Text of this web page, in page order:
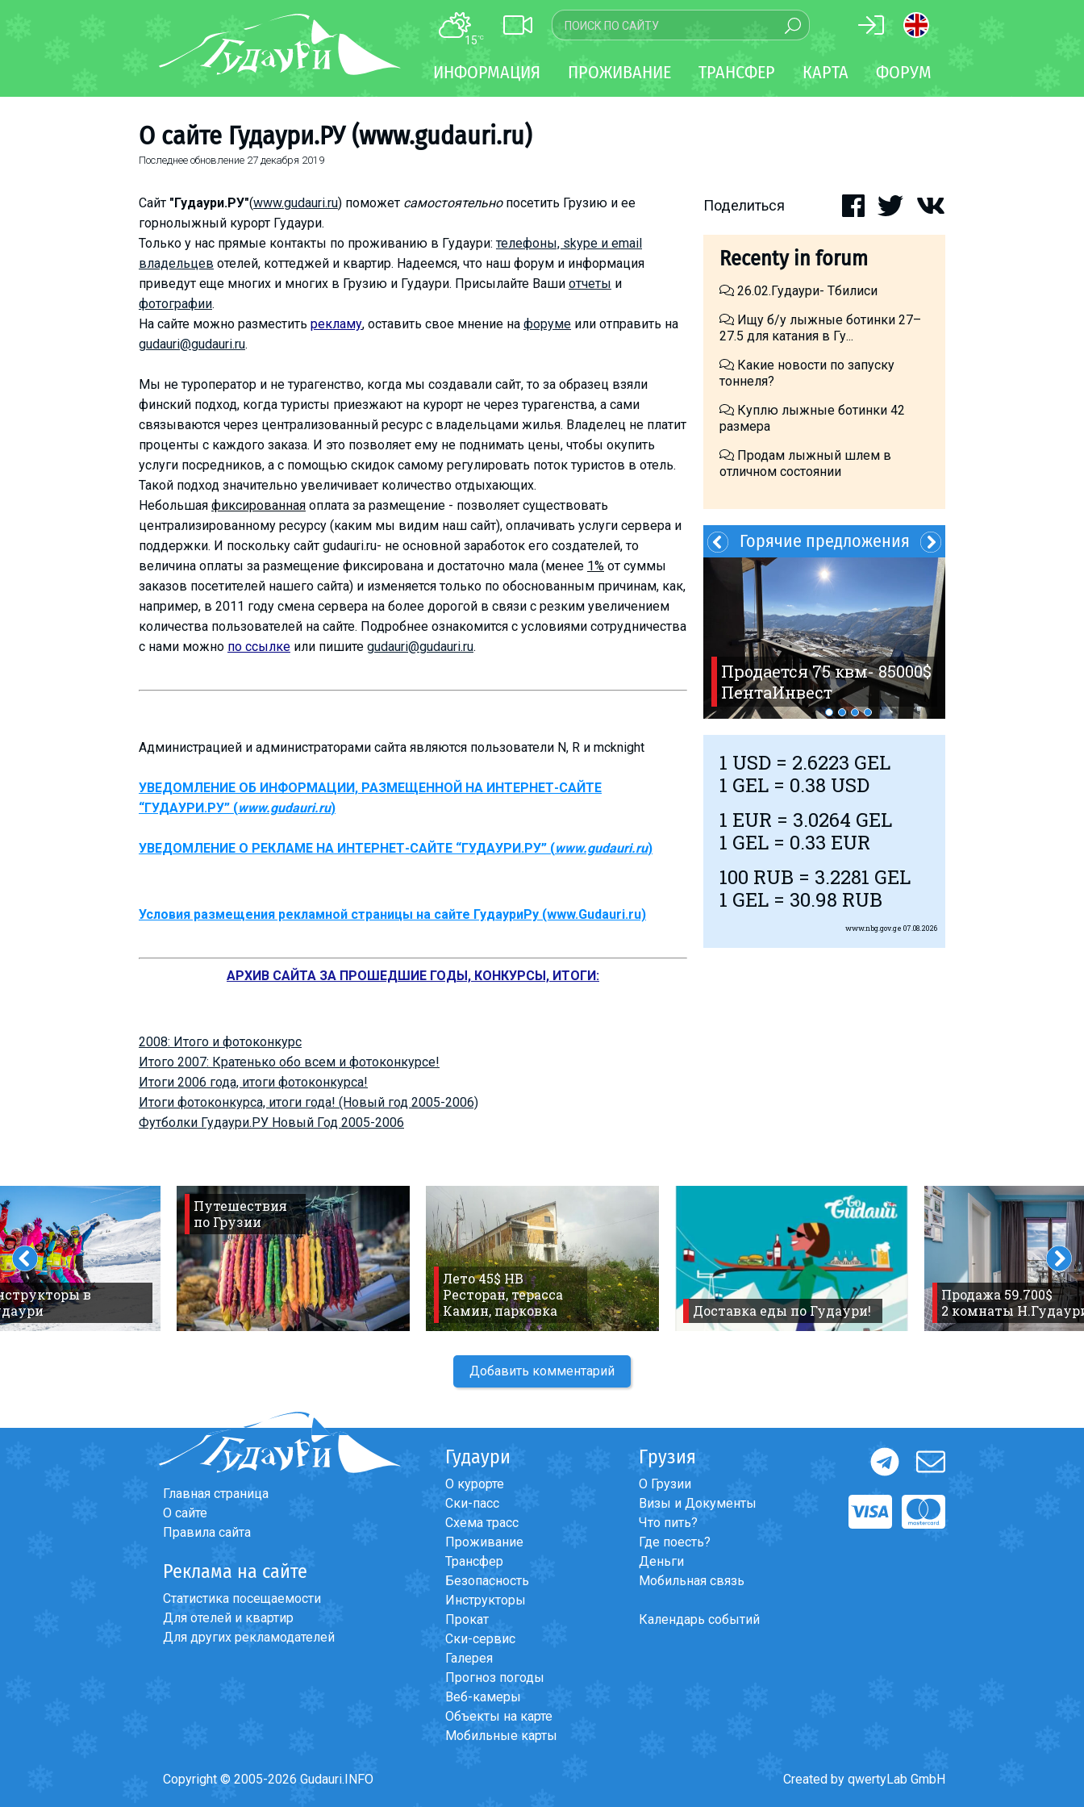
15°C
ИНФОРМАЦИЯ ПРОЖИВАНИЕ ТРАНСФЕР КАРТА ФОРУМ
О сайте Гудаури.РУ (www.gudauri.ru)
Последнее обновление 27 декабря 2019
Сайт "Гудаури.РУ"(www.gudauri.ru) поможет самостоятельнопосетить Грузию и ее
горнолыжный курорт Гудаури.
Только у нас прямые контакты по проживанию в Гудаури:телефоны, skype и email
владельцев отелей, коттеджей и квартир. Надеемся, что наш форум и информация
приведут еще многих и многих в Грузию и Гудаури. Присылайте Ваши отчеты и
фотографии.
На сайте можно разместить рекламу, оставить свое мнение на форуме или отправить на
gudauri@gudauri.ru.
Мы не туроператор и не турагенство, когда мы создавали сайт, то за образец взяли
финский подход, когда туристы приезжают на курорт не через турагенства, а сами
связываются через централизованный ресурс с владельцами жилья. Владелец не платит
проценты с каждого заказа. И это позволяет ему не поднимать цены, чтобы окупить
услуги посредников, а с помощью скидок самому регулировать поток туристов в отель.
Такой подход значительно увеличивает количество отдыхающих.
Небольшая фиксированная оплата за размещение - позволяет существовать
централизированному ресурсу (каким мы видим наш сайт), оплачивать услуги сервера и
поддержки. И поскольку сайт gudauri.ru- не основной заработок его создателей, то
величина оплаты за размещение фиксирована и достаточно мала (менее 1% от суммы
заказов посетителей нашего сайта) и изменяется только по обоснованным причинам, как,
например, в 2011 году смена сервера на более дорогой в связи с резким увеличением
количества пользователей на сайте. Подробнее ознакомится с условиями сотрудничества
с нами можно по ссылке или пишите gudauri@gudauri.ru.
Администрацией и администраторами сайта являются пользователи N, R и mcknight
УВЕДОМЛЕНИЕ ОБ ИНФОРМАЦИИ, РАЗМЕЩЕННОЙ НА ИНТЕРНЕТ-САЙТЕ
“ГУДАУРИ.РУ” (www.gudauri.ru)
УВЕДОМЛЕНИЕ О РЕКЛАМЕ НА ИНТЕРНЕТ-САЙТЕ “ГУДАУРИ.РУ” (www.gudauri.ru)
Условия размещения рекламной страницы на сайте ГудауриРу (www.Gudauri.ru)
АРХИВ САЙТА ЗА ПРОШЕДШИЕ ГОДЫ, КОНКУРСЫ, ИТОГИ:
2008: Итого и фотоконкурс
Итого 2007: Кратенько обо всем и фотоконкурсе!
Итоги 2006 года, итоги фотоконкурса!
Итоги фотоконкурса, итоги года! (Новый год 2005-2006)
Футболки Гудаури.РУ Новый Год 2005-2006
Поделиться
Recenty in forum
26.02.Гудаури- Тбилиси
Ищу б/у лыжные ботинки 27–
27.5 для катания в Гу...
Какие новости по запуску
тоннеля?
Куплю лыжные ботинки 42
размера
Продам лыжный шлем в
отличном состоянии
Заказать Трансфер!
Продается 75 квм- 85000$
ПентаИнвест
Горячие предложения
1 USD = 2.6223 GEL
1 GEL = 0.38 USD
1 EUR = 3.0264 GEL
1 GEL = 0.33 EUR
100 RUB = 3.2281 GEL
1 GEL = 30.98 RUB
www.nbg.gov.ge 07.08.2026
в
Путешествия
по Грузии
Лето 45$ HB
Ресторан, терасса
Камин, парковка
Доставка еды по Гудаури!
Продажа 59.700$
2 комнаты
Добавить комментарий
Главная страница
О сайте
Правила сайта
Реклама на сайте
Статистика посещаемости
Для отелей и квартир
Для других рекламодателей
Гудаури
О курорте
Ски-пасс
Схема трасс
Проживание
Трансфер
Безопасность
Инструкторы
Прокат
Ски-сервис
Галерея
Прогноз погоды
Веб-камеры
Объекты на карте
Мобильные карты
Грузия
О Грузии
Визы и Документы
Что пить?
Где поесть?
Деньги
Мобильная связь
Календарь событий
Copyright © 2005-2026 Gudauri.INFO Created by qwertyLab GmbH
Инструкторы
Дети в Гудаури
Развлечения
Календарь событий
Телеграм-канал
Гудаури
INFO
ПРОЖИВАНИЕ
Горячие предложения
Долгосрочная аренда
Мобильная связь